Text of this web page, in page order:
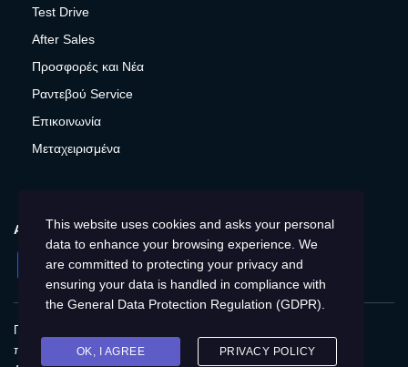
Test Drive
After Sales
Προσφορές και Νέα
Ραντεβού Service
Επικοινωνία
Μεταχειρισμένα
ΑΚΟΛΟΥΘΉΣΤΕ ΜΑΣ
Facebook
Instagram
Twitter
YouTube
Πολιτική Απορρήτου
προσωπικών δεδομένων
Αποτύπωση
This website uses cookies and asks your personal
data to enhance your browsing experience. We
are committed to protecting your privacy and
ensuring your data is handled in compliance with
the General Data Protection Regulation (GDPR)
OK, I AGREE PRIVACY POLICY